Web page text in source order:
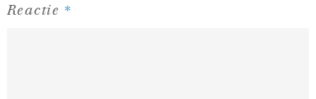
Reactie *